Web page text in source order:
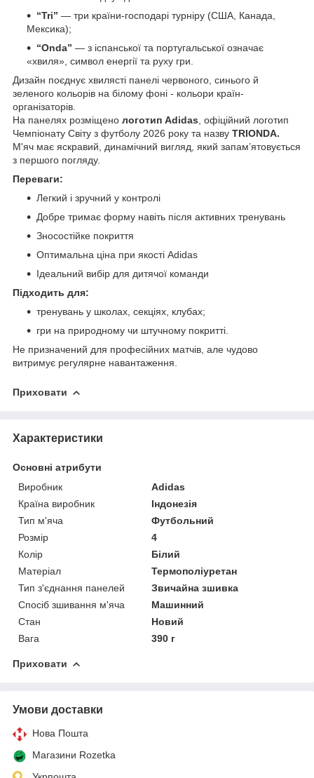
“Tri” — три країни-господарі турніру (США, Канада,
Мексика);
“Onda” — з іспанської та португальської означає
«хвиля», символ енергії та руху гри.
Дизайн поєднує хвилясті панелі червоного, синього й
зеленого кольорів на білому фоні - кольори країн-
організаторів.
На панелях розміщено логотип Adidas , офіційний логотип
Чемпіонату Світу з футболу 2026 року та назву TRIONDA.
М'яч має яскравий, динамічний вигляд, який запам’ятовується
з першого погляду.
Переваги:
Легкий і зручний у контролі
Добре тримає форму навіть після активних тренувань
Зносостійке покриття
Оптимальна ціна при якості Adidas
Ідеальний вибір для дитячої команди
Підходить для:
тренувань у школах, секціях, клубах;
гри на природному чи штучному покритті.
Не призначений для професійних матчів, але чудово
витримує регулярне навантаження.
Приховати
Характеристики
Основні атрибути
Виробник
Adidas
Країна виробник
Індонезія
Тип м'яча
Футбольний
Розмір
4
Колір
Білий
Матеріал
Термополіуретан
Тип з'єднання панелей
Звичайна зшивка
Спосіб зшивання м'яча
Машинний
Стан
Новий
Вага
390 г
Приховати
Умови доставки
Нова Пошта
Магазини Rozetka